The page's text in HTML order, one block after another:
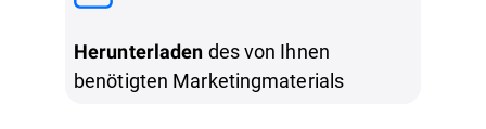
Herunterladen des von Ihnen
benötigten Marketingmaterials